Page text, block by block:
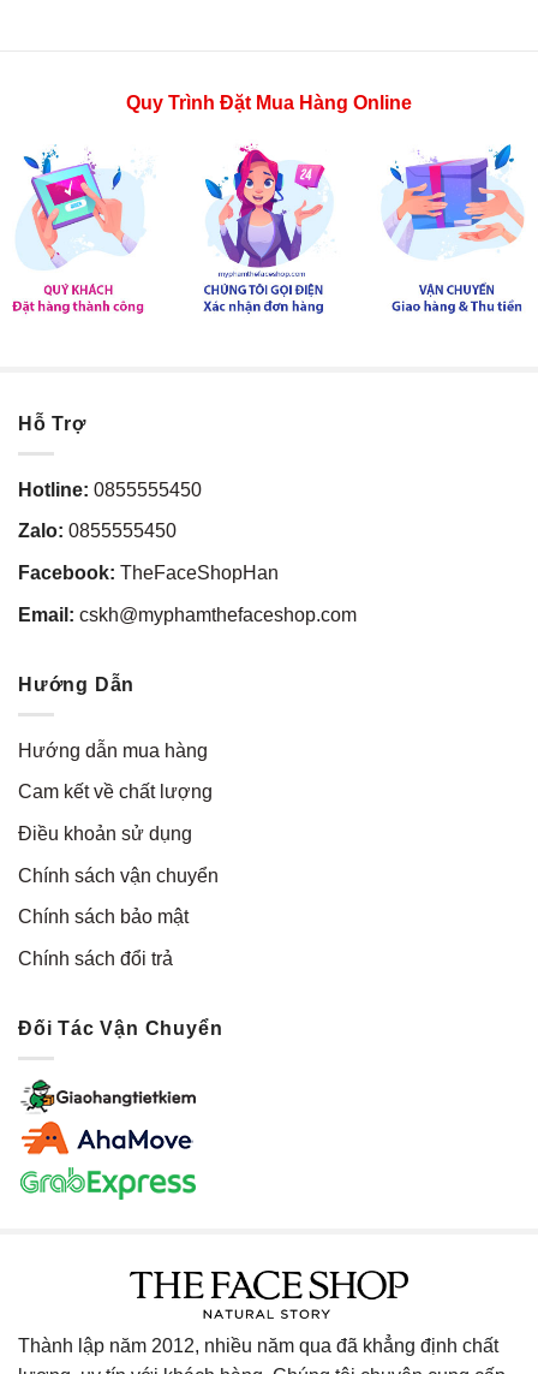
Quy Trình Đặt Mua Hàng Online
Hỗ Trợ
Hotline: 0855555450
Zalo: 0855555450
Facebook: TheFaceShopHan
Email: cskh@myphamthefaceshop.com
Hướng Dẫn
Hướng dẫn mua hàng
Cam kết về chất lượng
Điều khoản sử dụng
Chính sách vận chuyển
Chính sách bảo mật
Chính sách đổi trả
Đối Tác Vận Chuyển
Thành lập năm 2012, nhiều năm qua đã khẳng định chất